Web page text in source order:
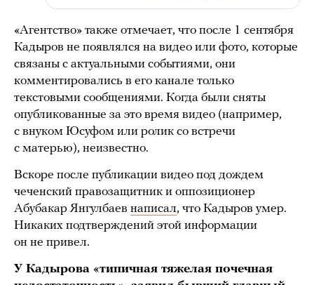
«Агентство» также отмечает, что после 1 сентября
Кадыров не появлялся на видео или фото, которые
связаны с актуальными событиями, они
комментировались в его канале только
текстовыми сообщениями. Когда были сняты
опубликованные за это время видео (например,
с внуком Юсуфом или ролик со встречи
с матерью), неизвестно.
Вскоре после публикации видео под дождем
чеченский правозащитник и оппозиционер
Абубакар Янгулбаев написал, что Кадыров умер.
Никаких подтверждений этой информации
он не привел.
У Кадырова «типичная тяжелая почечная